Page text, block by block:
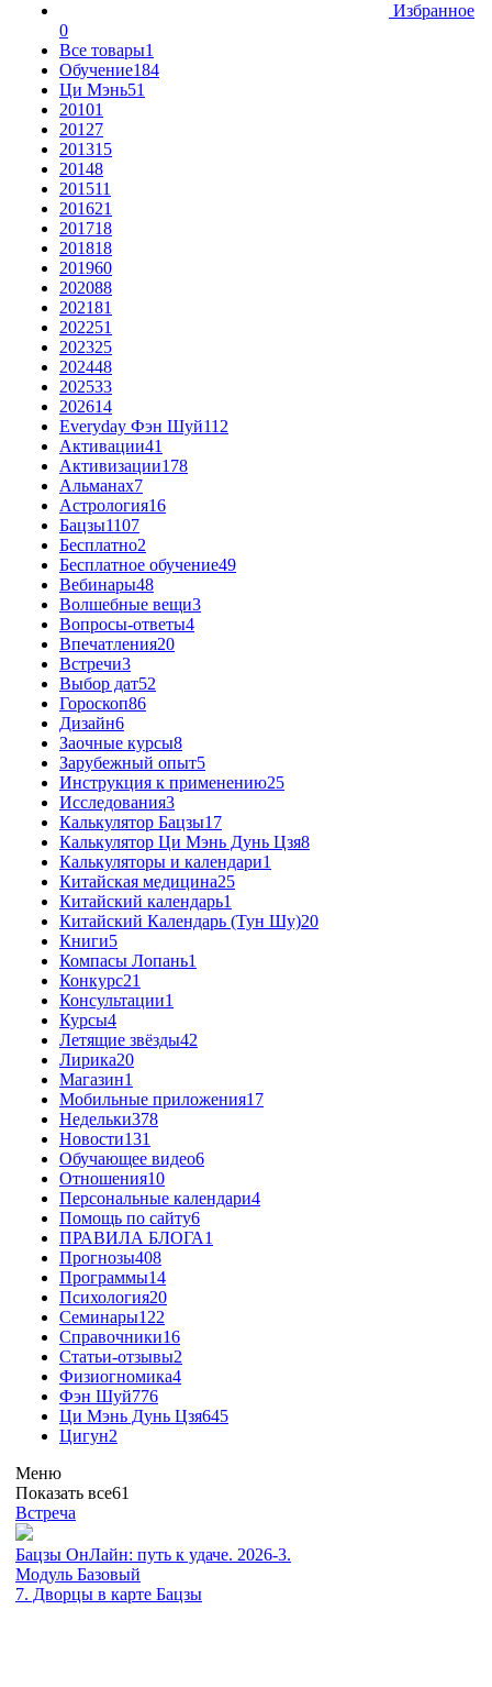
Избранное
0
Все товары1
Обучение184
Ци Мэнь51
20101
20127
201315
20148
201511
201621
201718
201818
201960
202088
202181
202251
202325
202448
202533
202614
Everyday Фэн Шуй112
Активации41
Активизации178
Альманах7
Астрология16
Бацзы1107
Бесплатно2
Бесплатное обучение49
Вебинары48
Волшебные вещи3
Вопросы-ответы4
Впечатления20
Встречи3
Выбор дат52
Гороскоп86
Дизайн6
Заочные курсы8
Зарубежный опыт5
Инструкция к применению25
Исследования3
Калькулятор Бацзы17
Калькулятор Ци Мэнь Дунь Цзя8
Калькуляторы и календари1
Китайская медицина25
Китайский календарь1
Китайский Календарь (Тун Шу)20
Книги5
Компасы Лопань1
Конкурс21
Консультации1
Курсы4
Летящие звёзды42
Лирика20
Магазин1
Мобильные приложения17
Недельки378
Новости131
Обучающее видео6
Отношения10
Персональные календари4
Помощь по сайту6
ПРАВИЛА БЛОГА1
Прогнозы408
Программы14
Психология20
Семинары122
Справочники16
Статьи-отзывы2
Физиогномика4
Фэн Шуй776
Ци Мэнь Дунь Цзя645
Цигун2
Меню
Показать все61
Встреча
Бацзы ОнЛайн: путь к удаче. 2026-3.
Модуль Базовый
7. Дворцы в карте Бацзы